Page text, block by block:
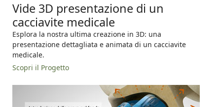
Vide 3D presentazione di un
cacciavite medicale
Esplora la nostra ultima creazione in 3D: una
presentazione dettagliata e animata di un cacciavite
medicale.
Scopri il Progetto